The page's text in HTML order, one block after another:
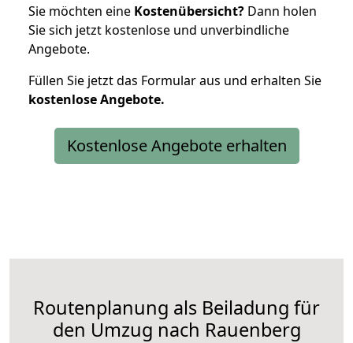
Sie möchten eine Kostenübersicht? Dann holen
Sie sich jetzt kostenlose und unverbindliche
Angebote.
Füllen Sie jetzt das Formular aus und erhalten Sie
kostenloseAngebote.
Kostenlose Angebote erhalten
Routenplanung als Beiladung für
den Umzug nach Rauenberg